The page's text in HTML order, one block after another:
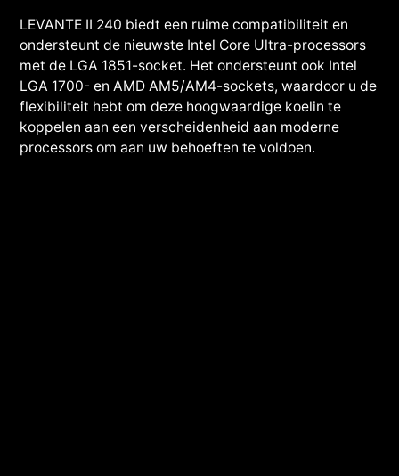
LEVANTE II 240 biedt een ruime compatibiliteit en
ondersteunt de nieuwste Intel Core Ultra-processors
met de LGA 1851-socket. Het ondersteunt ook Intel
LGA 1700- en AMD AM5/AM4-sockets, waardoor u de
flexibiliteit hebt om deze hoogwaardige koelin te
koppelen aan een verscheidenheid aan moderne
processors om aan uw behoeften te voldoen.